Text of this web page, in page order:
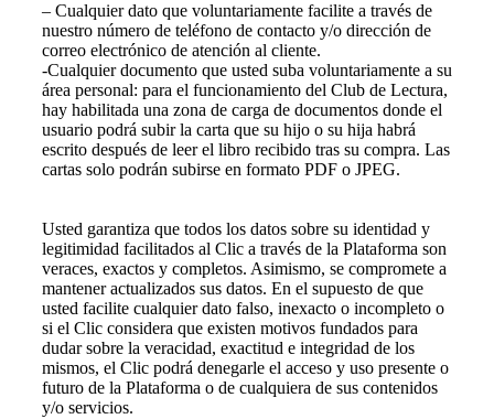
– Cualquier dato que voluntariamente facilite a través de
nuestro número de teléfono de contacto y/o dirección de
correo electrónico de atención al cliente.
-Cualquier documento que usted suba voluntariamente a su
área personal: para el funcionamiento del Club de Lectura,
hay habilitada una zona de carga de documentos donde el
usuario podrá subir la carta que su hijo o su hija habrá
escrito después de leer el libro recibido tras su compra. Las
cartas solo podrán subirse en formato PDF o JPEG.
Usted garantiza que todos los datos sobre su identidad y
legitimidad facilitados al Clic a través de la Plataforma son
veraces, exactos y completos. Asimismo, se compromete a
mantener actualizados sus datos. En el supuesto de que
usted facilite cualquier dato falso, inexacto o incompleto o
si el Clic considera que existen motivos fundados para
dudar sobre la veracidad, exactitud e integridad de los
mismos, el Clic podrá denegarle el acceso y uso presente o
futuro de la Plataforma o de cualquiera de sus contenidos
y/o servicios.